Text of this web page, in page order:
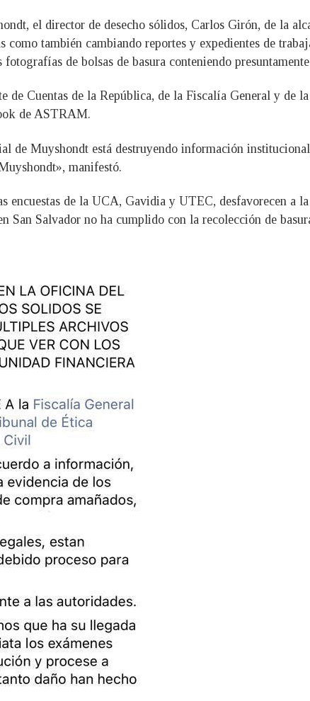
el director de desecho sólidos, Carlos Girón, de la
también cambiando reportes y expedientes de
de bolsas de basura conteniendo
de Cuentas de la República, de la Fiscalía General y
de ASTRAM.
de Muyshondt está destruyendo información
manifestó.
encuestas de la UCA, Gavidia y UTEC, desfavorecen a
San Salvador no ha cumplido con la recolección de